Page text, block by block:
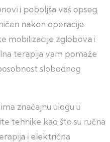
i poboljša vaš opseg
nakon operacije.
mobilizacije zglobova i
terapija vam pomaže
slobodnog
značajnu ulogu u
tehnike kao što su ručna
i električna